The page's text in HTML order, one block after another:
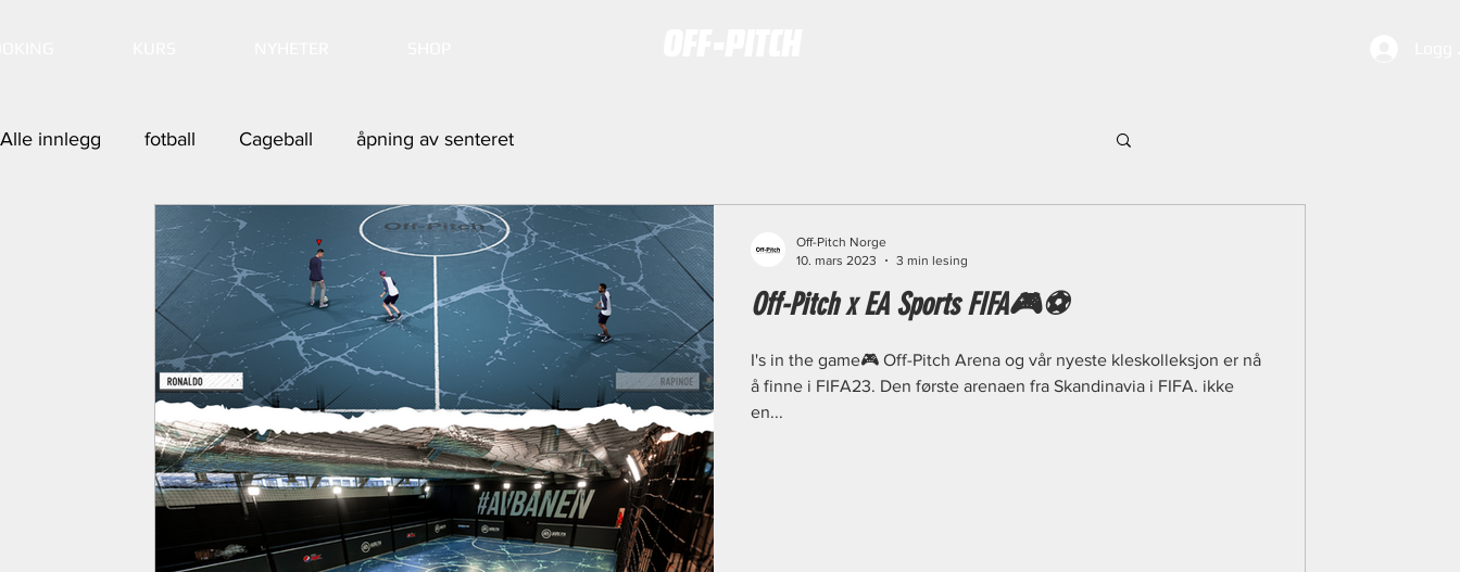
Alle innlegg fotball Cageball åpning av senteret
Off-Pitch x EA Sports FIFA🎮⚽️
I's in the game🎮 Off-Pitch Arena og vår nyeste kleskolleksjon er nå
å finne i FIFA23. Den første arenaen fra Skandinavia i FIFA. ikke
en...
Off-Pitch Norge
10. mars 2023
3 min lesing